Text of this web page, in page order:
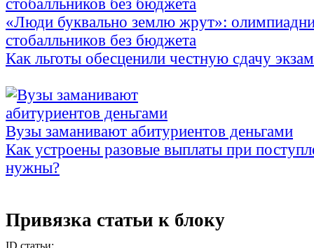
«Люди буквально землю жрут»:
стобалльников без бюджета
Как льготы обесценили честную сдачу
Вузы заманивают абитуриентов деньгами
Как устроены разовые выплаты при
нужны?
Привязка статьи к блоку
ID статьи: